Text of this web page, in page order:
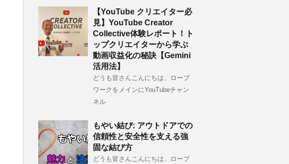
【YouTube クリエイター必
見】YouTube Creator
Collective体験レポート！ト
ップクリエイターから学ぶ
動画収益化の秘訣【Gemini
活用法】
どうも皆さんこんにちは、ロープ
ワークをメインにYouTubeチャン
ネル
もやい結び: アウトドアでの
信頼性と安全性を支える強
固な結び方
どうも皆さんこんにちは、ロープ